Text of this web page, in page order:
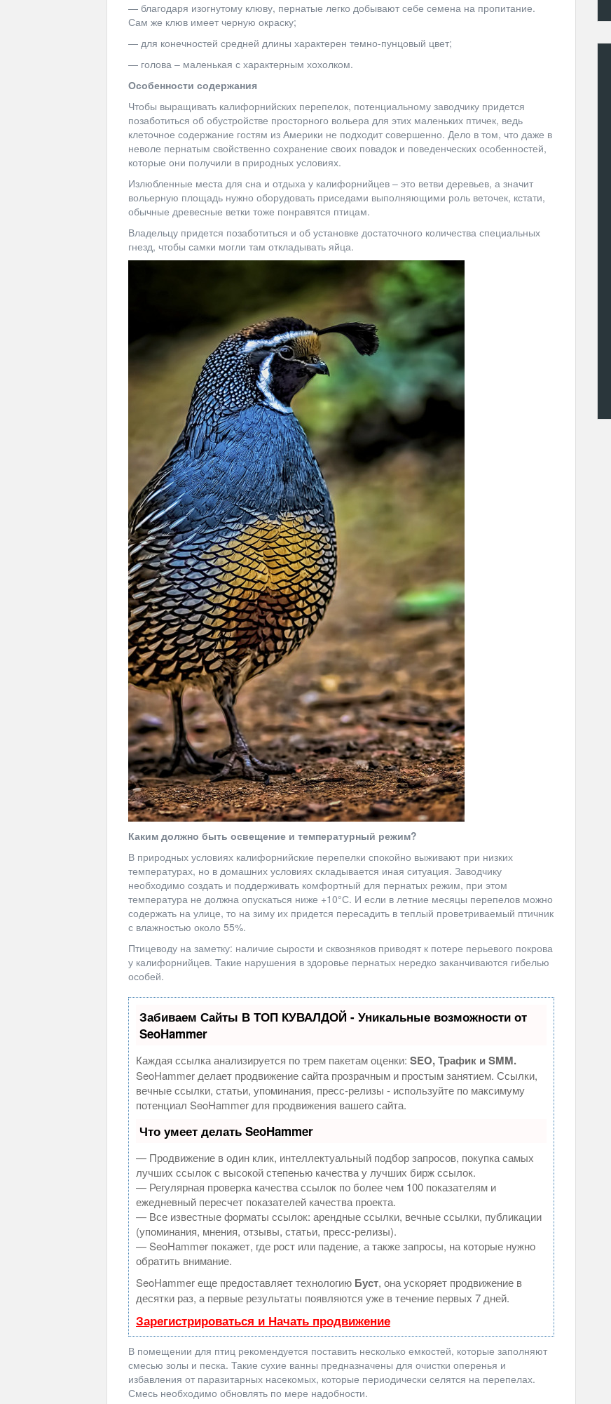
— благодаря изогнутому клюву, пернатые легко добывают себе семена на пропитание.
Сам же клюв имеет черную окраску;
— для конечностей средней длины характерен темно-пунцовый цвет;
— голова – маленькая с характерным хохолком.
Особенности содержания
Чтобы выращивать калифорнийских перепелок, потенциальному заводчику придется
позаботиться об обустройстве просторного вольера для этих маленьких птичек, ведь
клеточное содержание гостям из Америки не подходит совершенно. Дело в том, что даже в
неволе пернатым свойственно сохранение своих повадок и поведенческих особенностей,
которые они получили в природных условиях.
Излюбленные места для сна и отдыха у калифорнийцев – это ветви деревьев, а значит
вольерную площадь нужно оборудовать приседами выполняющими роль веточек, кстати,
обычные древесные ветки тоже понравятся птицам.
Владельцу придется позаботиться и об установке достаточного количества специальных
гнезд, чтобы самки могли там откладывать яйца.
Каким должно быть освещение и температурный режим?
В природных условиях калифорнийские перепелки спокойно выживают при низких
температурах, но в домашних условиях складывается иная ситуация. Заводчику
необходимо создать и поддерживать комфортный для пернатых режим, при этом
температура не должна опускаться ниже +10°С. И если в летние месяцы перепелов можно
содержать на улице, то на зиму их придется пересадить в теплый проветриваемый птичник
с влажностью около 55%.
Птицеводу на заметку: наличие сырости и сквозняков приводят к потере перьевого покрова
у калифорнийцев. Такие нарушения в здоровье пернатых нередко заканчиваются гибелью
особей.
Забиваем Сайты В ТОП КУВАЛДОЙ - Уникальные возможности от
SeoHammer
Каждая ссылка анализируется по трем пакетам оценки: SEO, Трафик и SMM.
SeoHammer делает продвижение сайта прозрачным и простым занятием. Ссылки,
вечные ссылки, статьи, упоминания, пресс-релизы - используйте по максимуму
потенциал SeoHammer для продвижения вашего сайта.
Что умеет делать SeoHammer
— Продвижение в один клик, интеллектуальный подбор запросов, покупка самых
лучших ссылок с высокой степенью качества у лучших бирж ссылок.
— Регулярная проверка качества ссылок по более чем 100 показателям и
ежедневный пересчет показателей качества проекта.
— Все известные форматы ссылок: арендные ссылки, вечные ссылки, публикации
(упоминания, мнения, отзывы, статьи, пресс-релизы).
— SeoHammer покажет, где рост или падение, а также запросы, на которые нужно
обратить внимание.
SeoHammer еще предоставляет технологию Буст, она ускоряет продвижение в
десятки раз, а первые результаты появляются уже в течение первых 7 дней.
Зарегистрироваться и Начать продвижение
В помещении для птиц рекомендуется поставить несколько емкостей, которые заполняют
смесью золы и песка. Такие сухие ванны предназначены для очистки оперенья и
избавления от паразитарных насекомых, которые периодически селятся на перепелах.
Смесь необходимо обновлять по мере надобности.